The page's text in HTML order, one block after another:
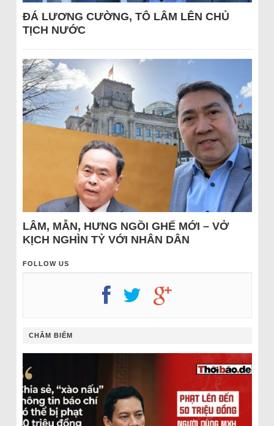
ĐÁ LƯƠNG CƯỜNG, TÔ LÂM LÊN CHỦ
TỊCH NƯỚC
LÂM, MẪN, HƯNG NGỒI GHẾ MỚI – VỞ
KỊCH NGHÌN TỶ VỚI NHÂN DÂN
FOLLOW US
CHÂM BIẾM